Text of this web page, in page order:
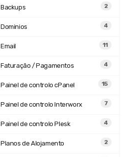
2
Backups
4
Dominios
11
Email
4
Faturação / Pagamentos
15
Painel de controlo cPanel
7
Painel de controlo Interworx
4
Painel de controlo Plesk
2
Planos de Alojamento